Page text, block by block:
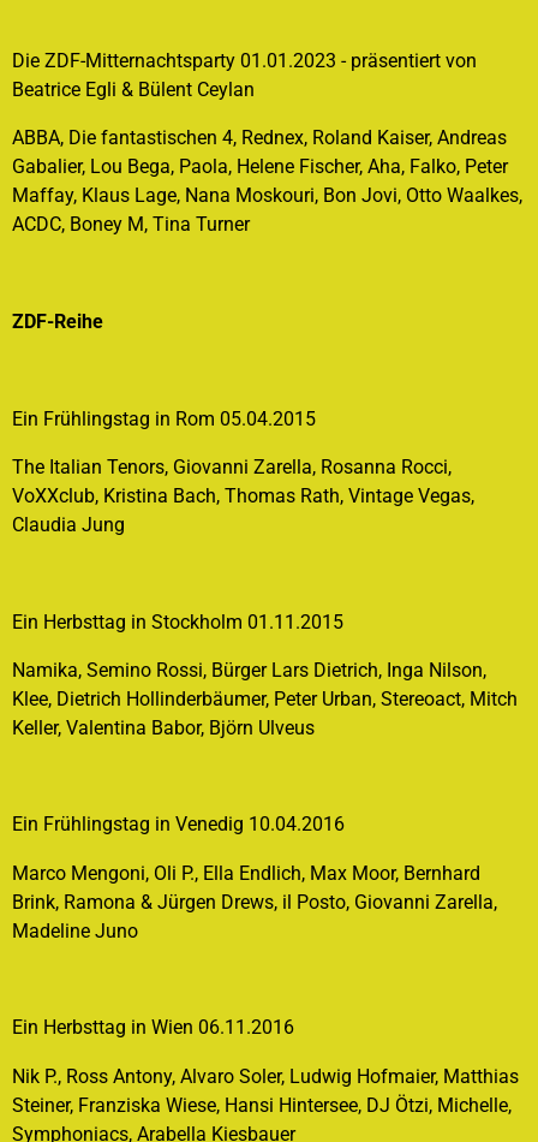
Die ZDF-Mitternachtsparty 01.01.2023 - präsentiert von
Beatrice Egli & Bülent Ceylan
ABBA, Die fantastischen 4, Rednex, Roland Kaiser, Andreas
Gabalier, Lou Bega, Paola, Helene Fischer, Aha, Falko, Peter
Maffay, Klaus Lage, Nana Moskouri, Bon Jovi, Otto Waalkes,
ACDC, Boney M, Tina Turner
ZDF-Reihe
Ein Frühlingstag in Rom 05.04.2015
The Italian Tenors, Giovanni Zarella, Rosanna Rocci,
VoXXclub, Kristina Bach, Thomas Rath, Vintage Vegas,
Claudia Jung
Ein Herbsttag in Stockholm 01.11.2015
Namika, Semino Rossi, Bürger Lars Dietrich, Inga Nilson,
Klee, Dietrich Hollinderbäumer, Peter Urban, Stereoact, Mitch
Keller, Valentina Babor, Björn Ulveus
Ein Frühlingstag in Venedig 10.04.2016
Marco Mengoni, Oli P., Ella Endlich, Max Moor, Bernhard
Brink, Ramona & Jürgen Drews, il Posto, Giovanni Zarella,
Madeline Juno
Ein Herbsttag in Wien 06.11.2016
Nik P., Ross Antony, Alvaro Soler, Ludwig Hofmaier, Matthias
Steiner, Franziska Wiese, Hansi Hintersee, DJ Ötzi, Michelle,
Symphoniacs, Arabella Kiesbauer